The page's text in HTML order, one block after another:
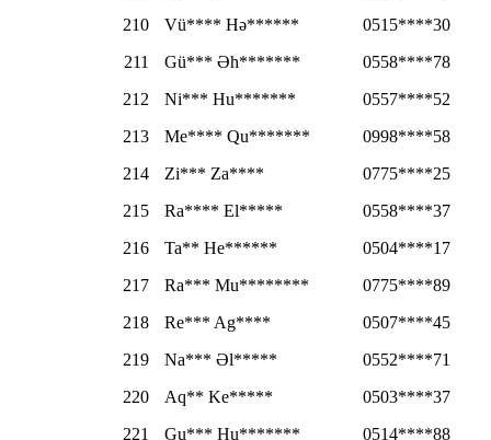
210
Vü**** Hə******
0515****30
211
Gü*** Əh*******
0558****78
212
Ni*** Hu*******
0557****52
213
Me**** Qu*******
0998****58
214
Zi*** Za****
0775****25
215
Ra**** El*****
0558****37
216
Ta** He******
0504****17
217
Ra*** Mu********
0775****89
218
Re*** Ag****
0507****45
219
Na*** Əl*****
0552****71
220
Aq** Ke*****
0503****37
221
Gu*** Hu*******
0514****88